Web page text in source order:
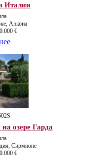
Италии
Анкона
€
озере Гарда
Сирмионе
€